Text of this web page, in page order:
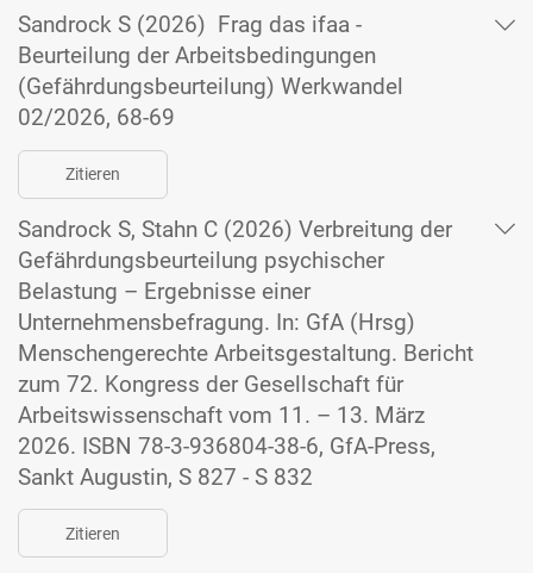
Sandrock S (2026) Frag das ifaa -
Beurteilung der Arbeitsbedingungen
(Gefährdungsbeurteilung) Werkwandel
02/2026, 68-69
Zitieren
Sandrock S, Stahn C (2026) Verbreitung der
Gefährdungsbeurteilung psychischer
Belastung – Ergebnisse einer
Unternehmensbefragung. In: GfA (Hrsg)
Menschengerechte Arbeitsgestaltung. Bericht
zum 72. Kongress der Gesellschaft für
Arbeitswissenschaft vom 11. – 13. März
2026. ISBN 78-3-936804-38-6, GfA-Press,
Sankt Augustin, S 827 - S 832
Zitieren